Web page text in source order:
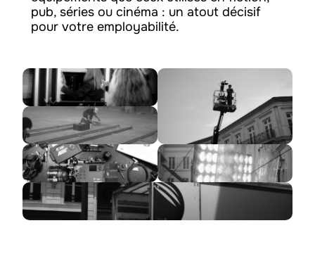
pub, séries ou cinéma : un atout décisif
pour votre employabilité.